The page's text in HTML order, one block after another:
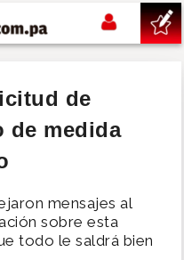
de
de medida
mensajes al
sobre esta
todo le saldrá bien